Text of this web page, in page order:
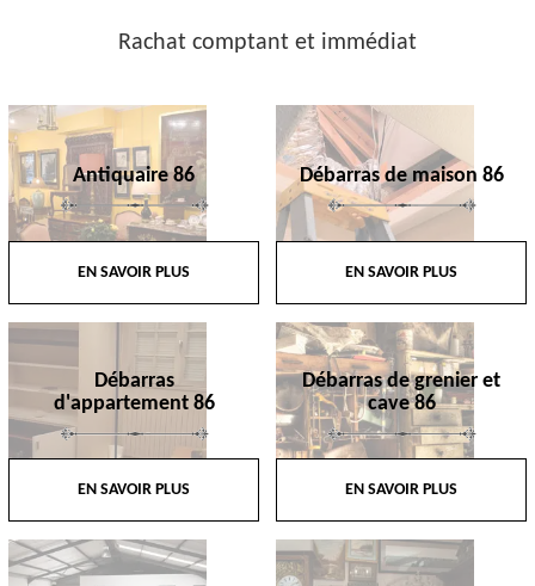
Rachat comptant et immédiat
Antiquaire 86
EN SAVOIR PLUS
Débarras de maison 86
EN SAVOIR PLUS
Débarras
d'appartement 86
EN SAVOIR PLUS
Débarras de grenier et
cave 86
EN SAVOIR PLUS